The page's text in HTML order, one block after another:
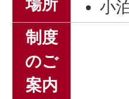
場所
小
制度
のご
案内